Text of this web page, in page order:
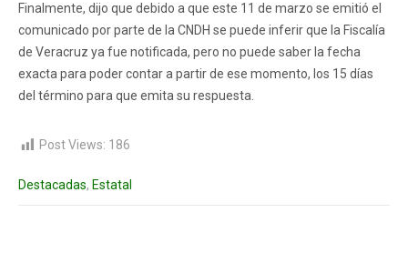
Finalmente, dijo que debido a que este 11 de marzo se emitió el
comunicado por parte de la CNDH se puede inferir que la Fiscalía
de Veracruz ya fue notificada, pero no puede saber la fecha
exacta para poder contar a partir de ese momento, los 15 días
del término para que emita su respuesta.
Post Views: 186
Destacadas, Estatal